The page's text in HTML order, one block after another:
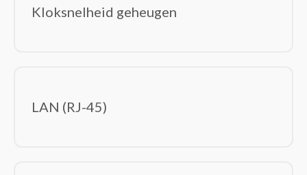
Kloksnelheid geheugen
LAN (RJ-45)